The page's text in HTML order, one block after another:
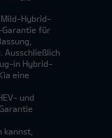
Mild-Hybrid-
Garantie für
Ausschließlich
in Hybrid-
eine
und
kannst,